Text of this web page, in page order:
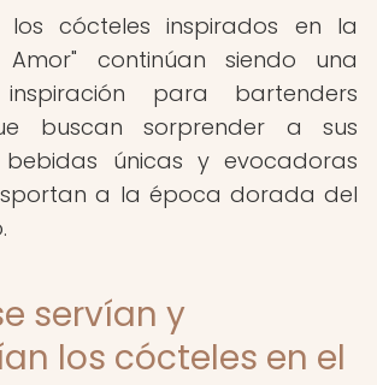
cócteles inspirados en la
continúan siendo una
para bartenders
buscan sorprender a sus
únicas y evocadoras
a la época dorada del
servían y
los cócteles en el